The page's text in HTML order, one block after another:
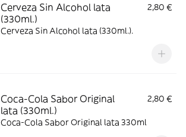
Cerveza Sin Alcohol lata
(330ml.)
2,80 €
Cerveza Sin Alcohol lata (330ml.).
Coca-Cola Sabor Original
lata (330ml.)
2,80 €
Coca-Cola Sabor Original lata 330ml